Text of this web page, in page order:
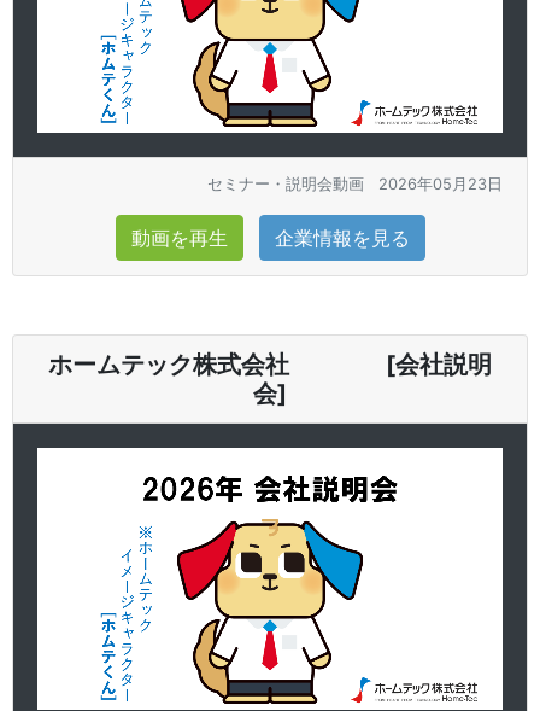
セミナー・説明会動画 2026年05月23日
動画を再生 企業情報を見る
ホームテック株式会社 [会社説明
会]